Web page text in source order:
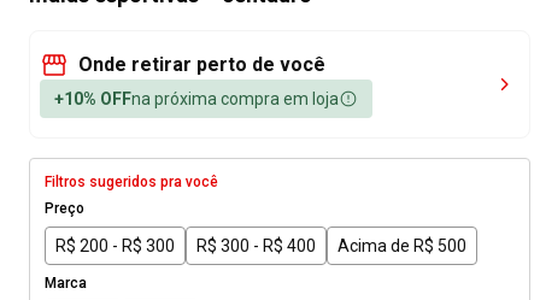
Onde retirar perto de você
+10% OFFna próxima compra em loja
Filtros sugeridos pra você
Preço
R$ 200 - R$ 300 R$ 300 - R$ 400 Acima de R$ 500
Marca